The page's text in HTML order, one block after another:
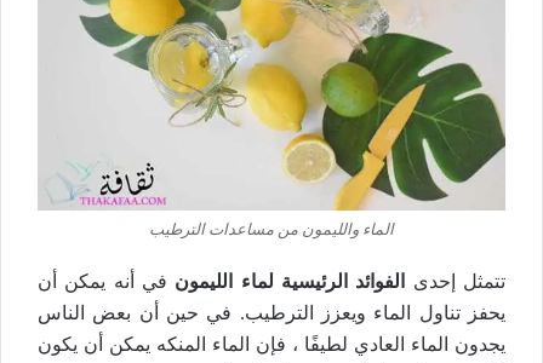
الماء والليمون من مساعدات الترطيب
تتمثل إحدى الفوائد الرئيسية لماء الليمون في أنه يمكن أن
يحفز تناول الماء ويعزز الترطيب. في حين أن بعض الناس
يجدون الماء العادي لطيفًا ، فإن الماء المنكه يمكن أن يكون